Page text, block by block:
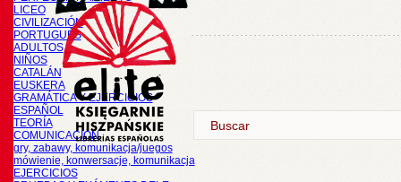
LICEO
CIVILIZACIÓN
PORTUGUÉS
ADULTOS
NIÑOS
CATALÁN
EUSKERA
GRAMÁTICA Y EJERCICIOS
ESPAÑOL
TEORÍA
COMUNICACIÓN
gry, zabawy, komunikacja/juegos
mówienie, konwersacje, komunikacja
EJERCICIOS